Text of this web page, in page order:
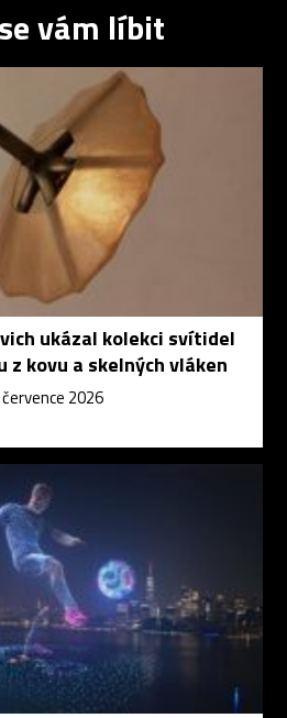
vám líbit
ukázal kolekci svítidel
z kovu a skelných vláken
2026